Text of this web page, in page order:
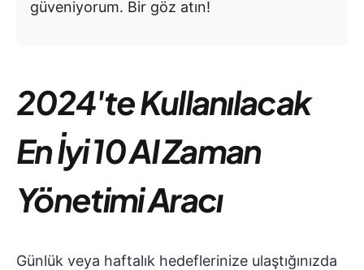
güveniyorum. Bir göz atın!
2024'te Kullanılacak
En İyi 10 AI Zaman
Yönetimi Aracı
Günlük veya haftalık hedeflerinize ulaştığınızda